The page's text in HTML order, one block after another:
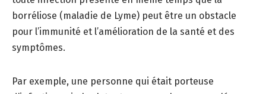
borréliose (maladie de Lyme) peut être un obstacle
pour l’immunité et l’amélioration de la santé et des
symptômes.
Par exemple, une personne qui était porteuse